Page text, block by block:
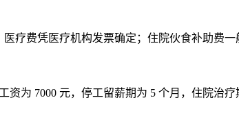
疗费凭医疗机构发票确定；住院伙食补助费
为 7000 元，停工留薪期为 5 个月，住院治